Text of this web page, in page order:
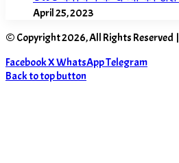
April 25, 2023
© Copyright 2026, All Rights Reserved |
FacebookXWhatsAppTelegram
Back to top button